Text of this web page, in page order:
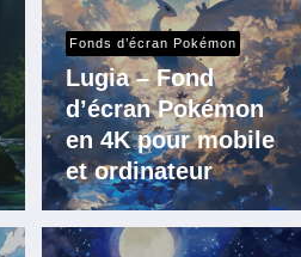
Fonds d’écran Pokémon
Lugia – Fond
d’écran Pokémon
en 4K pour mobile
et ordinateur